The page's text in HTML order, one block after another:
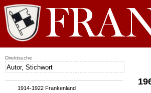
1914-1922 Frankenland
Direktsuche